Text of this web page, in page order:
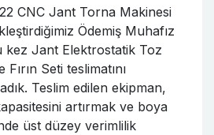
CNC Jant Torna Makinesi
Ödemiş Muhafız
kez Jant Elektrostatik Toz
Seti teslimatını
Teslim edilen ekipman,
artırmak ve boya
üst düzey verimlilik